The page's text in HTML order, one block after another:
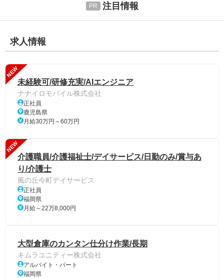
注目情報
求人情報
NEW
未経験可/研修充実/AIエンジニア
ナナイロモバイル株式会社
正社員
鹿児島県
月給30万円～60万円
NEW
介護職員/介護福祉士/デイサービス/日勤のみ/賞与あ
り/介護士
風の丘今町デイサービス
正社員
福岡県
月給～22万8,000円
大型倉庫のカンタン仕分け作業/長期
キムラユニティー株式会社
アルバイト・パート
福岡県